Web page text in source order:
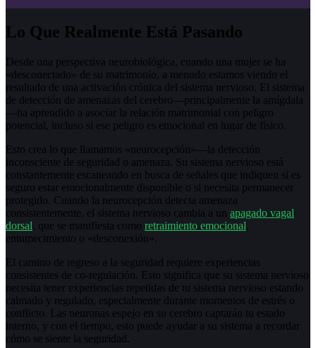
Lo Que Realmente Está Pasando
Desde una perspectiva neurobiológica, cuando una mujer se ha
«desconectado» de su matrimonio, a menudo estamos viendo el
resultado de una activación crónica del sistema nervioso. El sistema
de detección de amenazas del cerebro—principalmente la amígdala
—ha aprendido a asociar la relación matrimonial con peligro
potencial, incluso si ese peligro es emocional en lugar de físico.
Esto crea lo que llamamos «neurocepción»—la detección
inconsciente de seguridad o amenaza. Su sistema nervioso está
constantemente escaneando en busca de señales que indiquen si es
seguro estar emocionalmente disponible o si necesita permanecer
protegido. Cuando la neurocepción detecta amenaza
consistentemente, el sistema nervioso cambia a un apagado vagal
dorsal, que se manifiesta como retraimiento emocional,
entumecimiento o «desconexión».
El camino de regreso a la seguridad requiere experiencias
consistentes de co-regulación. Esto significa que su sistema nervioso
necesita tener experiencias repetidas de tu sistema nervioso estando
calmado y regulado, especialmente durante momentos de estrés o
conflicto. Las neuronas espejo en su cerebro captarán tu estado
interno, y con el tiempo, esto puede ayudar a su sistema a recordar
cómo se siente la seguridad.